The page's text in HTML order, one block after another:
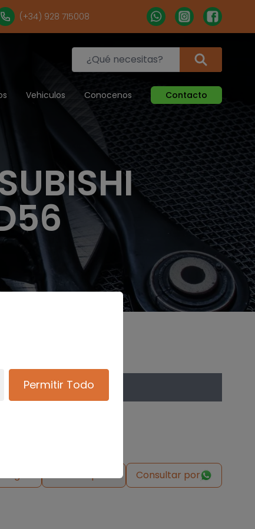
(+34) 928 715008
Vehiculos Conocenos Contacto
Solicitar pieza Consultar por
Permitir Todo